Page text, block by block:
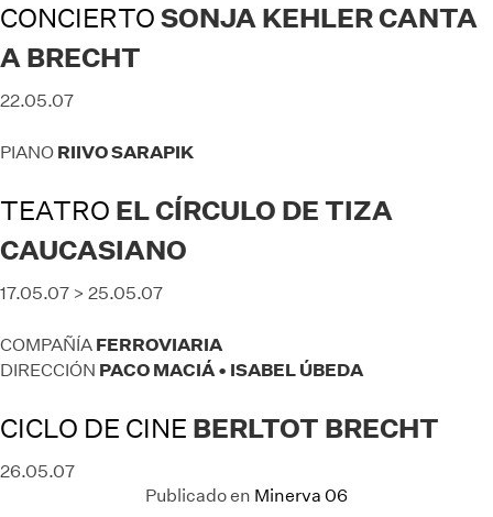
CONCIERTO SONJA KEHLER CANTA
A BRECHT
22.05.07
PIANO RIIVO SARAPIK
TEATRO EL CÍRCULO DE TIZA
CAUCASIANO
17.05.07 > 25.05.07
COMPAÑÍA FERROVIARIA
DIRECCIÓN PACO MACIÁ • ISABEL ÚBEDA
CICLO DE CINE BERLTOT BRECHT
26.05.07
Publicado en Minerva 06